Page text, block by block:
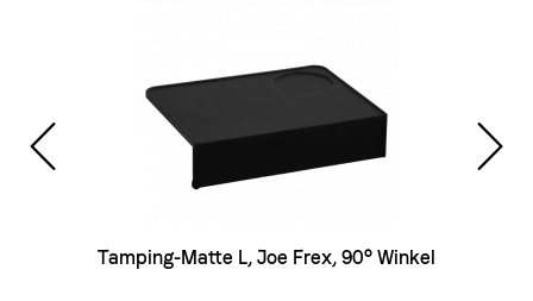
Tamping-Matte L, Joe Frex, 90° Winkel